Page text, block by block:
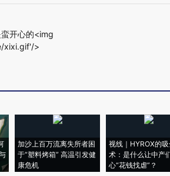
开心的<img
xixi.gif'/>
加沙上百万流离失所者困
于“塑料烤箱” 高温引发健
康危机
视线｜HYROX的
术：是什么让中产
心“花钱找虐”？